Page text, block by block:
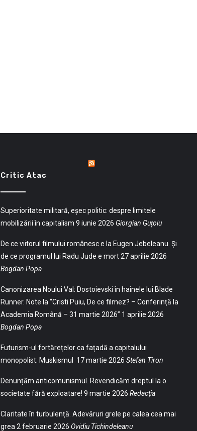
Critic Atac
Superioritate militară, eșec politic: despre limitele
mobilizării în capitalism 9 iunie 2026 Giorgian Guțoiu
De ce viitorul filmului românesc e la Eugen Jebeleanu. Și
de ce programul lui Radu Jude e mort 27 aprilie 2026
Bogdan Popa
Canonizarea Noului Val: Dostoievski în hainele lui Blade
Runner. Note la “Cristi Puiu, De ce filmez? – Conferință la
Academia Română – 31 martie 2026” 1 aprilie 2026
Bogdan Popa
Futurism-ul fortărețelor ca fațadă a capitalului
monopolist: Muskismul 17 martie 2026 Stefan Tiron
Denunțăm anticomunismul. Revendicăm dreptul la o
societate fără exploatare! 9 martie 2026 Redacția
Claritate în turbulență. Adevăruri grele pe calea cea mai
grea 2 februarie 2026 Ovidiu Tichindeleanu